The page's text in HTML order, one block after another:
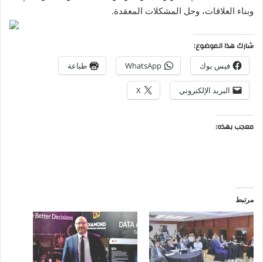
وبناء العلاقات، وحل المشكلات المعقدة.
شارك هذا الموضوع:
فيس بوك WhatsApp طباعة
البريد الإلكتروني X
معجب بهذه:
مرتبط